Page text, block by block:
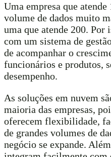
Uma empresa que
volume de dados muito
uma que atende 200. Por
com um sistema de
de acompanhar o
funcionários e produtos,
desempenho.
As soluções em nuvem
maioria das empresas,
oferecem flexibilidade,
de grandes volumes de
negócio se expande.